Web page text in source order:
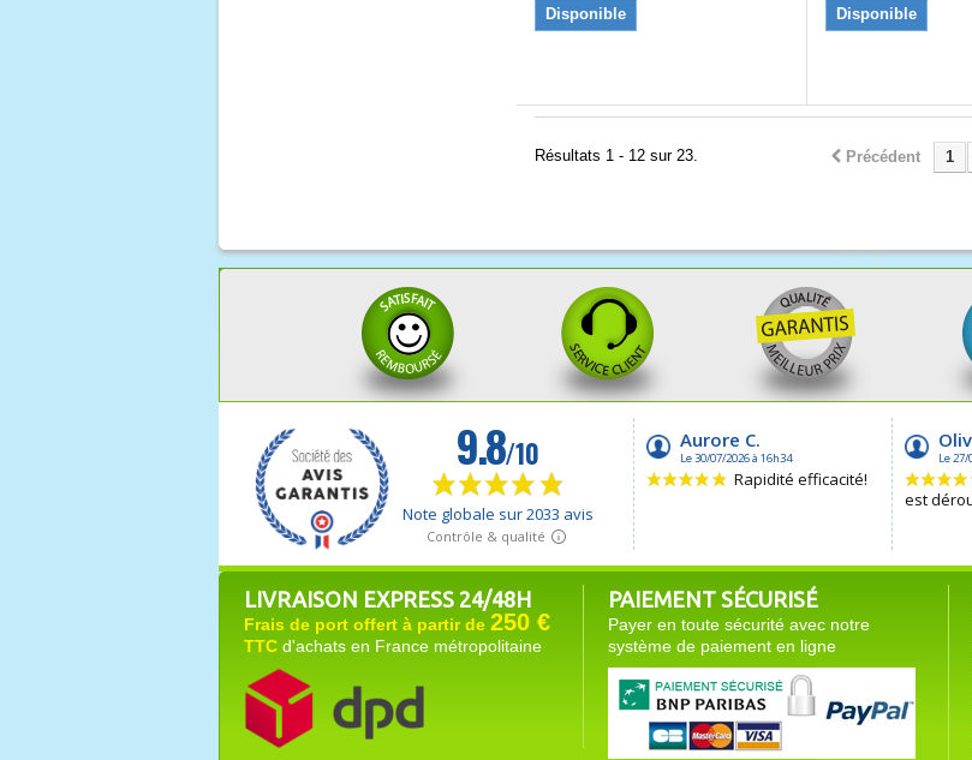
Disponible Disponible
Précédent 1
Résultats 1 - 12 sur 23.
LIVRAISON EXPRESS 24/48H
Frais de port offert à partir de 250 €
TTC d'achats en France métropolitaine
PAIEMENT SÉCURISÉ
Payer en toute sécurité avec notre
système de paiement en ligne